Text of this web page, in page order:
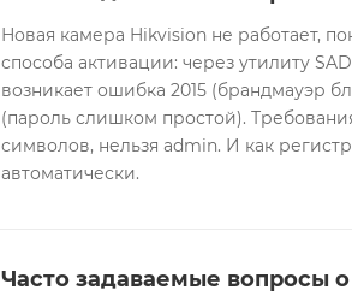
Новая камера Hikvision не работает,
способа активации: через утилиту
возникает ошибка 2015 (брандмауэр
(пароль слишком простой).
символов, нельзя admin. И как
автоматически.
Часто задаваемые вопросы